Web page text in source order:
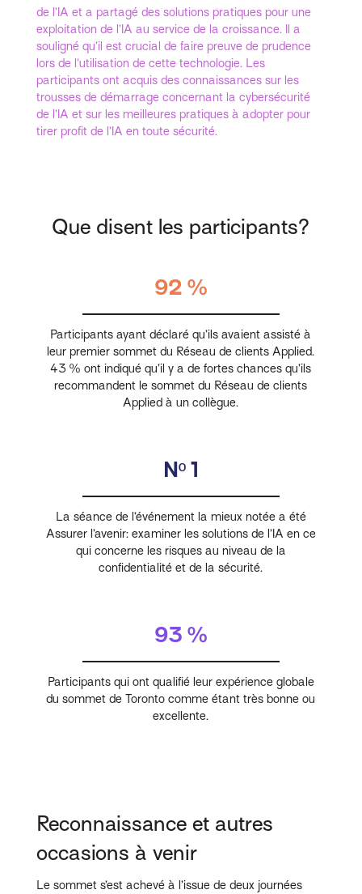
de l’IA et a partagé des solutions pratiques pour une
exploitation de l’IA au service de la croissance. Il a
souligné qu’il est crucial de faire preuve de prudence
lors de l’utilisation de cette technologie. Les
participants ont acquis des connaissances sur les
trousses de démarrage concernant la cybersécurité
de l’IA et sur les meilleures pratiques à adopter pour
tirer profit de l’IA en toute sécurité.
Que disent les participants?
92 %
Participants ayant déclaré qu’ils avaient assisté à
leur premier sommet du Réseau de clients Applied.
43 % ont indiqué qu’il y a de fortes chances qu’ils
recommandent le sommet du Réseau de clients
Applied à un collègue.
Nº 1
La séance de l’événement la mieux notée a été
Assurer l’avenir: examiner les solutions de l’IA en ce
qui concerne les risques au niveau de la
confidentialité et de la sécurité.
93 %
Participants qui ont qualifié leur expérience globale
du sommet de Toronto comme étant très bonne ou
excellente.
Reconnaissance et autres
occasions à venir
Le sommet s’est achevé à l’issue de deux journées